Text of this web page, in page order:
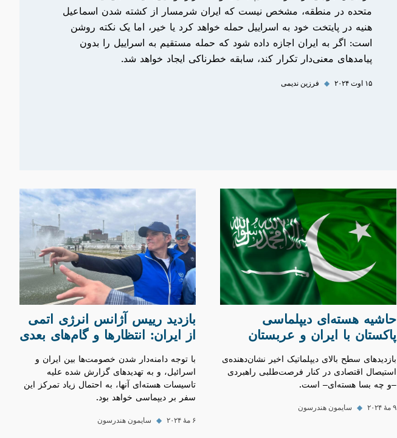
متحده در منطقه، مشخص نیست که ایران شرمسار از کشته شدن اسماعیل
هنیه در پایتخت خود به اسراییل حمله خواهد کرد یا خیر، اما یک نکته روشن
است: اگر به ایران اجازه داده شود که حمله مستقیم به اسراییل را بدون
پیامدهای معنی‌دار تکرار کند، سابقه خطرناکی ایجاد خواهد شد.
۱۵ اوت ۲۰۲۴ ◆ فرزین ندیمی
حاشیه هسته‌ای دیپلماسی
پاکستان با ایران و عربستان
بازدیدهای سطح بالای دیپلماتیک اخیر نشان‌دهنده‌ی
استیصال اقتصادی در کنار فرصت‌طلبی راهبردی
–و چه بسا هسته‌ای– است.
۹ مهٔ ۲۰۲۴ ◆ سایمون هندرسون
بازدید رییس آژانس انرژی اتمی
از ایران: انتظارها و گام‌های بعدی
با توجه دامنه‌دار شدن خصومت‌ها بین ایران و
اسرائیل، و به تهدید‌های گزارش شده علیه
تاسیسات هسته‌ای آنها، به احتمال زیاد تمرکز این
سفر بر دیپماسی خواهد بود.
۶ مهٔ ۲۰۲۴ ◆ سایمون هندرسون